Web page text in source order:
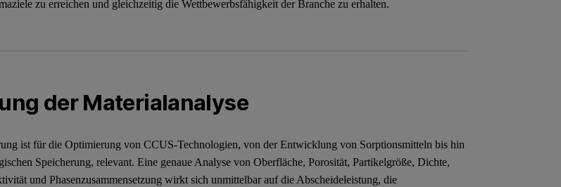
zu erreichen und gleichzeitig die Wettbewerbsfähigkeit der Branche zu erhalten.
der Materialanalyse
ist für die Optimierung von CCUS-Technologien, von der Entwicklung von Sorptionsmitteln bis hin
Speicherung, relevant. Eine genaue Analyse von Oberfläche, Porosität, Partikelgröße, Dichte,
und Phasenzusammensetzung wirkt sich unmittelbar auf die Abscheideleistung, die